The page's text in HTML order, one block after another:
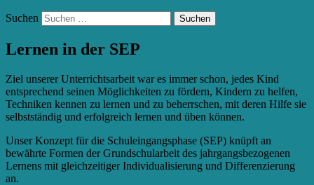
Suchen
Lernen in der SEP
Ziel unserer Unterrichtsarbeit war es immer schon, jedes Kind
entsprechend seinen Möglichkeiten zu fördern, Kindern zu helfen,
Techniken kennen zu lernen und zu beherrschen, mit deren Hilfe sie
selbstständig und erfolgreich lernen und üben können.
Unser Konzept für die Schuleingangsphase (SEP) knüpft an
bewährte Formen der Grundschularbeit des jahrgangsbezogenen
Lernens mit gleichzeitiger Individualisierung und Differenzierung
an.